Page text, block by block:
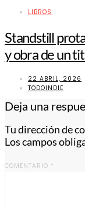
LIBROS
Standstill
y obra de un
22 ABRIL, 2026
TODOINDIE
Deja una
Tu dirección de
Los campos
COMENTARIO *